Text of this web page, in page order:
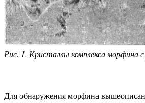
Рис. 1. Кристаллы комплекса морфина
Для обнаружения морфина